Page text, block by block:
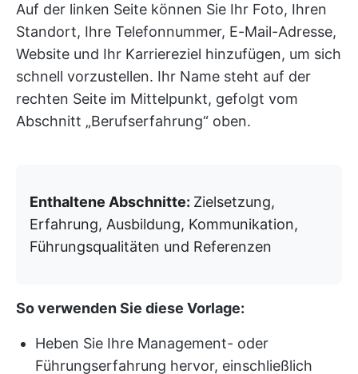
Auf der linken Seite können Sie Ihr Foto, Ihren
Standort, Ihre Telefonnummer, E-Mail-Adresse,
Website und Ihr Karriereziel hinzufügen, um sich
schnell vorzustellen. Ihr Name steht auf der
rechten Seite im Mittelpunkt, gefolgt vom
Abschnitt „Berufserfahrung“ oben.
Enthaltene Abschnitte: Zielsetzung,
Erfahrung, Ausbildung, Kommunikation,
Führungsqualitäten und Referenzen
So verwenden Sie diese Vorlage:
Heben Sie Ihre Management- oder
Führungserfahrung hervor, einschließlich